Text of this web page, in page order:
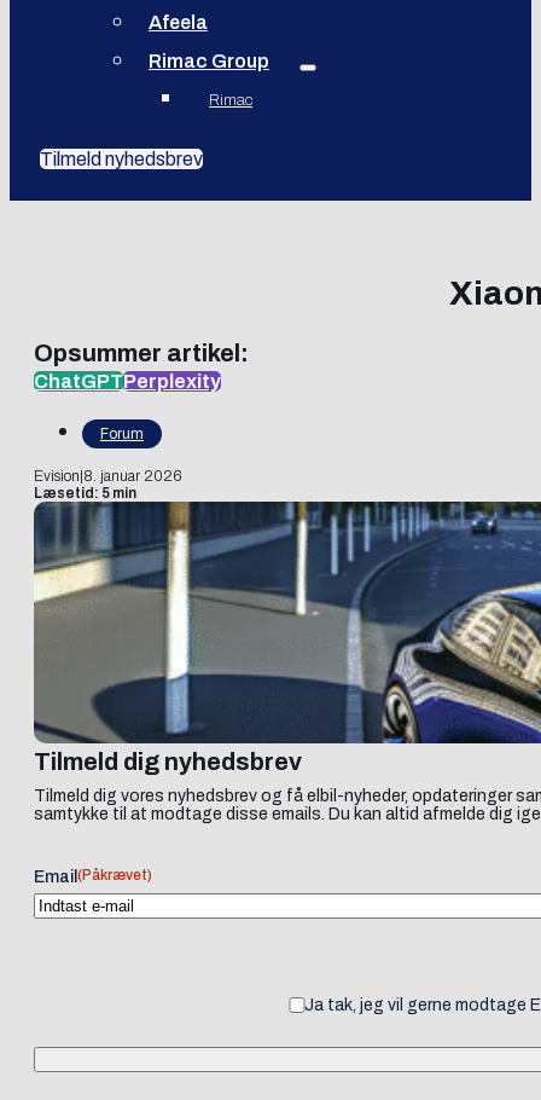
Afeela
Rimac Group
Rimac
Tilmeld nyhedsbrev
Opsummer artikel:
ChatGPTPerplexity
Forum
Evision 8. januar 2026
Læsetid: 5 min
Tilmeld dig nyhedsbrev
Tilmeld dig vores nyhedsbrev og få elbil-nyheder, opdateringer
samtykke til at modtage disse emails. Du kan altid afmelde dig
Email (Påkrævet)
Ja tak, jeg vil gerne modtage